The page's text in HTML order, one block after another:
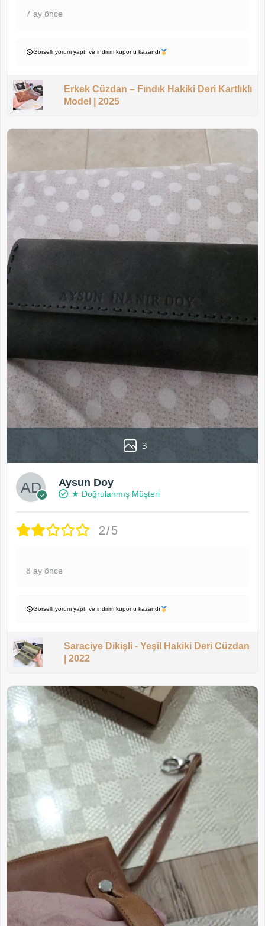
7 ay önce
Görselli yorum yaptı ve indirim kuponu kazandı
Erkek Cüzdan – Fındık Hakiki Deri Kartlıklı
Model | 2025
3
Aysun Doy
★ Doğrulanmış Müşteri
2/5
8 ay önce
Görselli yorum yaptı ve indirim kuponu kazandı
Saraciye Dikişli - Yeşil Hakiki Deri Cüzdan
| 2022